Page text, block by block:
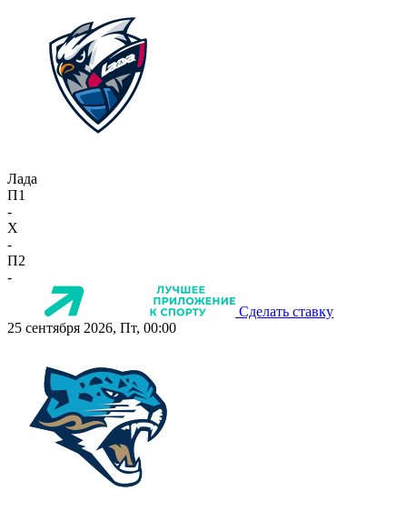
Лада
П1
-
X
-
П2
-
Сделать ставку
25 сентября 2026, Пт, 00:00